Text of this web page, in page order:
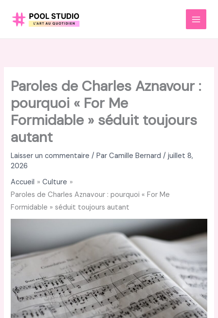
MAIN
Paroles de Charles Aznavour :
pourquoi « For Me
Formidable » séduit toujours
autant
Laisser un commentaire / ParCamille Bernard/juillet 8,
2026
Accueil
Culture
Paroles de Charles Aznavour : pourquoi « For Me
Formidable » séduit toujours autant